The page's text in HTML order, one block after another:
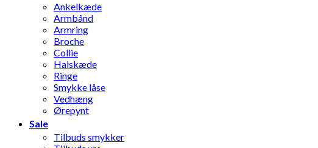
Ankelkæde
Armbånd
Armring
Broche
Collie
Halskæde
Ringe
Smykke låse
Vedhæng
Ørepynt
Sale
Tilbuds smykker